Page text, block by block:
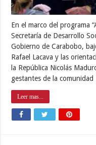
En el marco del programa
Secretaría de Desarrollo
Gobierno de Carabobo,
Rafael Lacava y las
la República Nicolás
gestantes de la comunidad
Leer mas...